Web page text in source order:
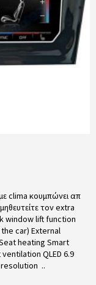
clima κουμπώνει απ
τον extra
window lift function
car) External
heating Smart
QLED 6.9
resolution ..